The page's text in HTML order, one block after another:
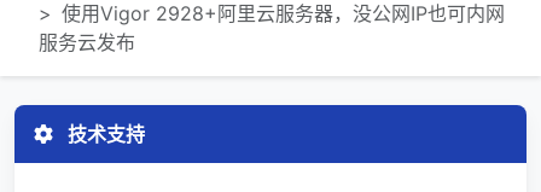
使用Vigor 2928+阿里云服务器，没公网IP也可内网
服务云发布
技术支持